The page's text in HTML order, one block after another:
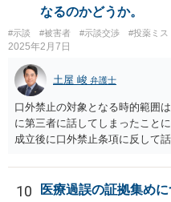
在の提案額で不満という場合、
いう手続きをとったほうが、時
くなる傾向にありますので、お
われます。
なるのかどうか。
#示談 #被害者 #示談交渉 #投薬ミス
2025年2月7日
土屋 峻 弁護士
口外禁止の対象となる時的範囲
に第三者に話してしまったこと
成立後に口外禁止条項に反して
10 医療過誤の証拠集め